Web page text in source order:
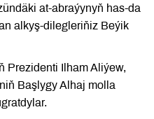
at-abraýynyň has-da
alkyş-dilegleriňiz Beýik
Prezidenti Ilham Aliýew,
Başlygy Alhaj molla